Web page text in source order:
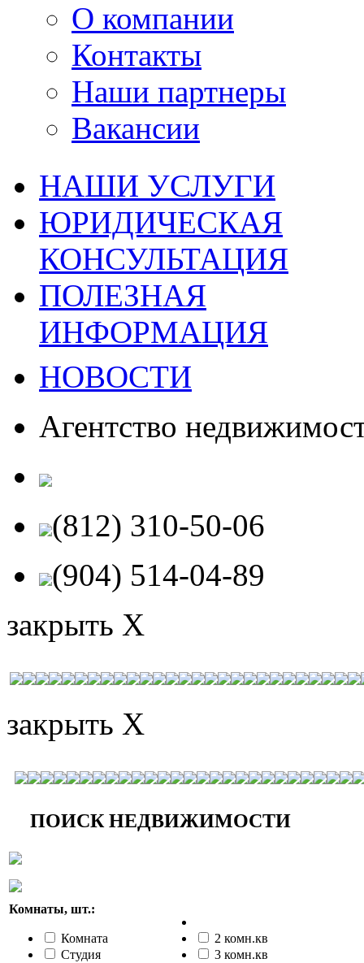
О компании
Контакты
Наши партнеры
Вакансии
НАШИ УСЛУГИ
ЮРИДИЧЕСКАЯ
КОНСУЛЬТАЦИЯ
ПОЛЕЗНАЯ
ИНФОРМАЦИЯ
НОВОСТИ
Агентство
(812) 310-50-06
(904) 514-04-89
закрыть X
закрыть X
ПОИСК НЕДВИЖИМОСТИ
Комнаты, шт.:
Комната
Студия
2 комн.кв
3 комн.кв